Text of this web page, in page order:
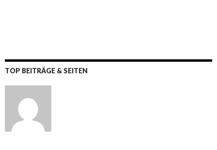
TOP BEITRÄGE & SEITEN